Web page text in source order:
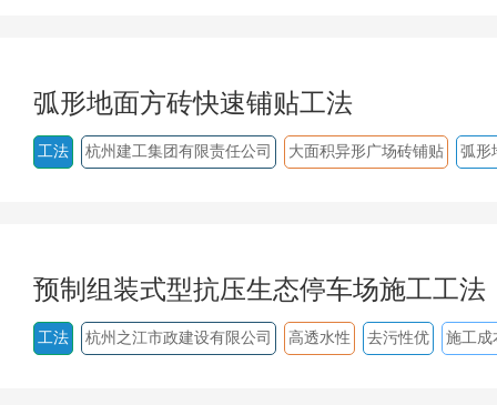
弧形地面方砖快速铺贴工法
工法 杭州建工集团有限责任公司 大面积异形广场砖铺贴 弧形
预制组装式型抗压生态停车场施工工法
工法 杭州之江市政建设有限公司 高透水性 去污性优 施工成